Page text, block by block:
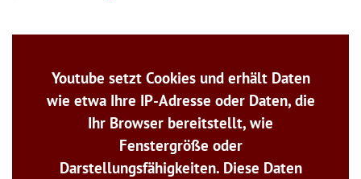
Youtube setzt Cookies und erhält Daten
wie etwa Ihre IP-Adresse oder Daten, die
Ihr Browser bereitstellt, wie
Fenstergröße oder
Darstellungsfähigkeiten. Diese Daten